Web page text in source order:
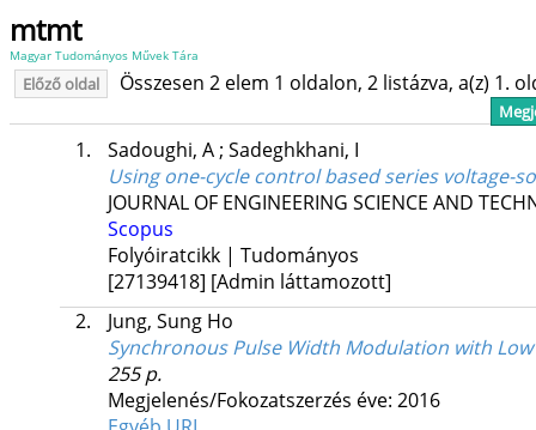
mtmt
Magyar Tudományos Művek Tára
Előző oldal Összesen 2 elem 1 oldalon, 2 listázva, a(z) 1.
1. Sadoughi, A; Sadeghkhani, I
Using one-cycle control based series
JOURNAL OF ENGINEERING SCIENCE AND
Scopus
Folyóiratcikk | Tudományos
[27139418] [Admin láttamozott]
2.
Jung, Sung Ho
Synchronous Pulse Width Modulation with
255 p.
Megjelenés/Fokozatszerzés éve: 2016